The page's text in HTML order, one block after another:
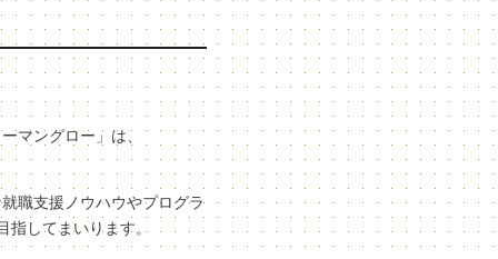
マングロー」は、
職支援ノウハウやプログラ
指してまいります。